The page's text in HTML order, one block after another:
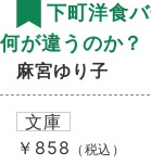
下町洋食
何が違うのか？
麻宮ゆり子
文庫
￥858 （税込）